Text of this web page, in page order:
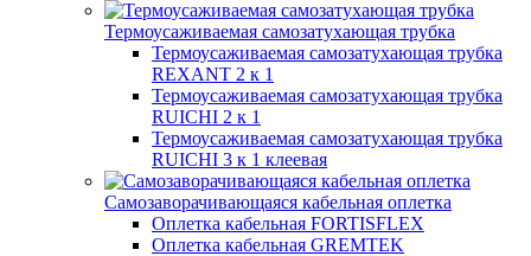
Термоусаживаемая самозатухающая трубка
Термоусаживаемая самозатухающая трубка
REXANT 2 к 1
Термоусаживаемая самозатухающая трубка
RUICHI 2 к 1
Термоусаживаемая самозатухающая трубка
RUICHI 3 к 1 клеевая
Самозаворачивающаяся кабельная оплетка
Оплетка кабельная FORTISFLEX
Оплетка кабельная GREMTEK